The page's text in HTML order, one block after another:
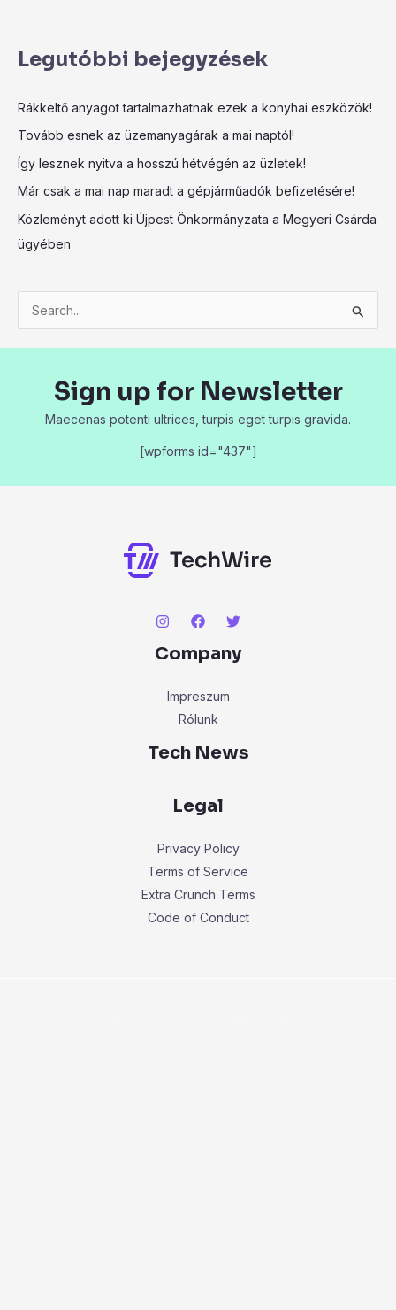
Legutóbbi bejegyzések
Rákkeltő anyagot tartalmazhatnak ezek a konyhai eszközök!
Tovább esnek az üzemanyagárak a mai naptól!
Így lesznek nyitva a hosszú hétvégén az üzletek!
Már csak a mai nap maradt a gépjárműadók befizetésére!
Közleményt adott ki Újpest Önkormányzata a Megyeri Csárda
ügyében
o
Sign up for Newsletter
Maecenas potenti ultrices, turpis eget turpis gravida.
[wpforms id="437"]
Company
Impreszum
Rólunk
Tech News
Legal
Privacy Policy
Terms of Service
Extra Crunch Terms
Code of Conduct